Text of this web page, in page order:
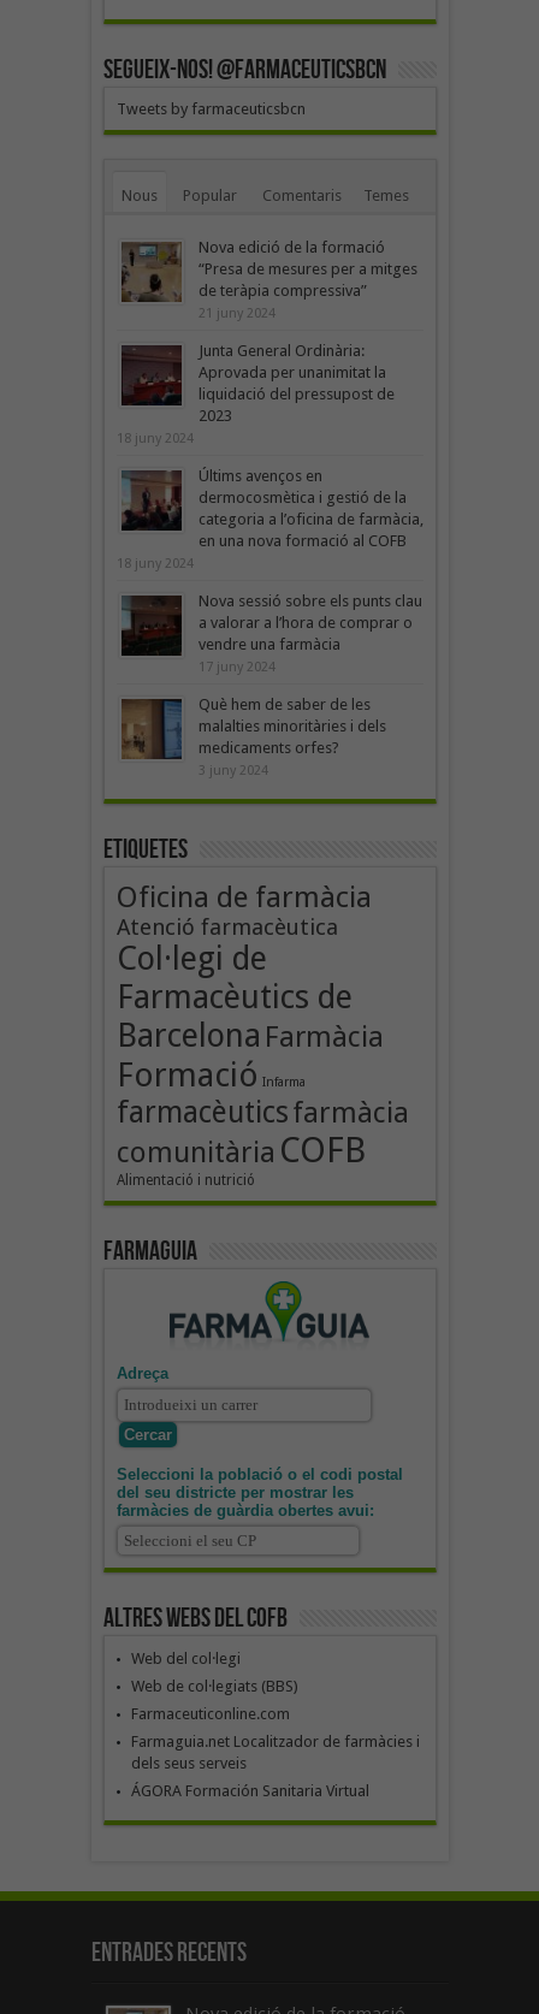
SEGUEIX-NOS! @farmaceuticsbcn
Tweets by farmaceuticsbcn
Nous Popular Comentaris Temes
Nova edició de la formació
“Presa de mesures per a mitges
de teràpia compressiva”
21 juny 2024
Junta General Ordinària:
Aprovada per unanimitat la
liquidació del pressupost de
2023
18 juny 2024
Últims avenços en
dermocosmètica i gestió de la
categoria a l’oficina de farmàcia,
en una nova formació al COFB
18 juny 2024
Nova sessió sobre els punts clau
a valorar a l’hora de comprar o
vendre una farmàcia
17 juny 2024
Què hem de saber de les
malalties minoritàries i dels
medicaments orfes?
3 juny 2024
Etiquetes
Oficina de farmàcia
Atenció farmacèutica
Col·legi de
Farmacèutics de
Barcelona Farmàcia
Formació Infarma
farmacèuticsfarmàcia
comunitària COFB
Alimentació i nutrició
Farmaguia
Adreça
Seleccioni la població o el codi postal
del seu districte per mostrar les
farmàcies de guàrdia obertes avui:
Altres webs del COFB
Web del col·legi
Web de col·legiats (BBS)
Farmaceuticonline.com
Farmaguia.net Localitzador de farmàcies i
dels seus serveis
ÁGORA Formación Sanitaria Virtual
Entrades recents